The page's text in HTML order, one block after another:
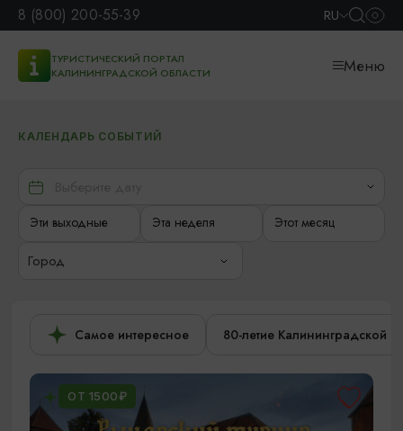
8 (800) 200-55-39 RU
ТУРИСТИЧЕСКИЙ ПОРТАЛ
КАЛИНИНГРАДСКОЙ ОБЛАСТИ
Меню
КАЛЕНДАРЬ СОБЫТИЙ
Эти выходные Эта неделя Этот месяц
Город
Самое интересное 80-летие Калининградской
ОТ 1500₽